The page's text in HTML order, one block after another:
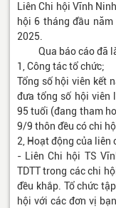
Liên Chi hội Vĩnh
hội 6 tháng đầu
2025.
Qua báo cáo đã
1, Công tác tổ chức;
Tổng số hội viên kết
đưa tổng số hội viên
95 tuổi (đang tham
9/9 thôn đều có chi
2, Hoạt động của liên
- Liên Chi hội TS
TDTT trong các chi
đều khắp. Tổ chức
hội với các đơn vị